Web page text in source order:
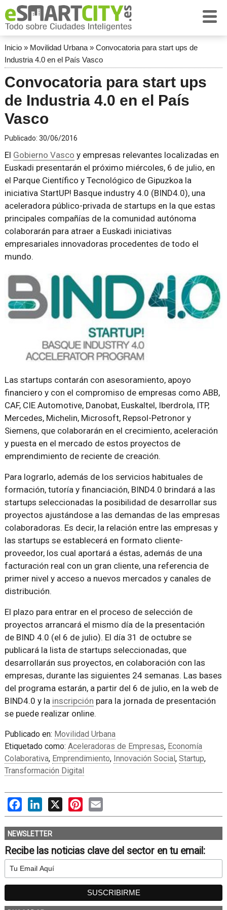
Inicio» Movilidad Urbana» Convocatoria para start ups de
Industria 4.0 en el País Vasco
Convocatoria para start ups
de Industria 4.0 en el País
Vasco
Publicado: 30/06/2016
El Gobierno Vasco y empresas relevantes localizadas en
Euskadi presentarán el próximo miércoles, 6 de julio, en
el Parque Científico y Tecnológico de Gipuzkoa la
iniciativa StartUP! Basque industry 4.0 (BIND4.0), una
aceleradora público-privada de startups en la que estas
principales compañías de la comunidad autónoma
colaborarán para atraer a Euskadi iniciativas
empresariales innovadoras procedentes de todo el
mundo.
Las startups contarán con asesoramiento, apoyo
financiero y con el compromiso de empresas como ABB,
CAF, CIE Automotive, Danobat, Euskaltel, Iberdrola, ITP,
Mercedes, Michelin, Microsoft, Repsol-Petronor y
Siemens, que colaborarán en el crecimiento, aceleración
y puesta en el mercado de estos proyectos de
emprendimiento de reciente de creación.
Para lograrlo, además de los servicios habituales de
formación, tutoría y financiación, BIND4.0 brindará a las
startups seleccionadas la posibilidad de desarrollar sus
proyectos ajustándose a las demandas de las empresas
colaboradoras. Es decir, la relación entre las empresas y
las startups se establecerá en formato cliente-
proveedor, los cual aportará a éstas, además de una
facturación real con un gran cliente, una referencia de
primer nivel y acceso a nuevos mercados y canales de
distribución.
El plazo para entrar en el proceso de selección de
proyectos arrancará el mismo día de la presentación
de BIND 4.0 (el 6 de julio). El día 31 de octubre se
publicará la lista de startups seleccionadas, que
desarrollarán sus proyectos, en colaboración con las
empresas, durante las siguientes 24 semanas. Las bases
del programa estarán, a partir del 6 de julio, en la web de
BIND4.0 y la inscripción para la jornada de presentación
se puede realizar online.
Publicado en: Movilidad Urbana
Etiquetado como: Aceleradoras de Empresas, Economía
Colaborativa, Emprendimiento, Innovación Social, Startup,
Transformación Digital
FacebookLinkedIn
X PinterestEmail
NEWSLETTER
Recibe las noticias clave del sector en tu email: